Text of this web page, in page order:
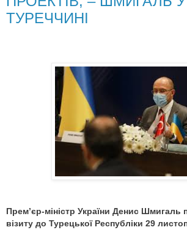
ТУРЕЧЧИНІ
Прем’єр-міністр України Денис Шмигаль
візиту до Турецької Республіки 29